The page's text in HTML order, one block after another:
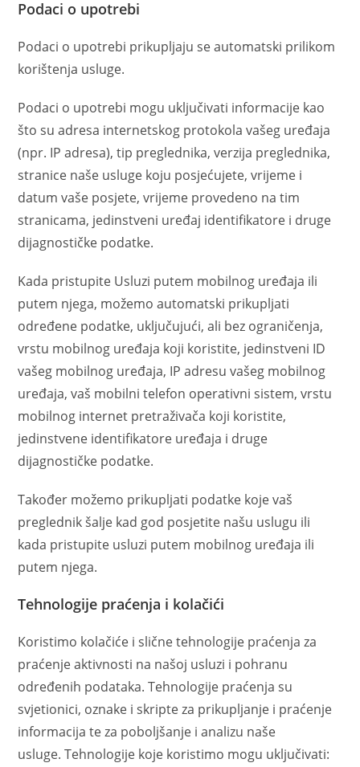
Podaci o upotrebi
Podaci o upotrebi prikupljaju se automatski prilikom
korištenja usluge.
Podaci o upotrebi mogu uključivati ​​informacije kao
što su adresa internetskog protokola vašeg uređaja
(npr. IP adresa), tip preglednika, verzija preglednika,
stranice naše usluge koju posjećujete, vrijeme i
datum vaše posjete, vrijeme provedeno na tim
stranicama, jedinstveni uređaj identifikatore i druge
dijagnostičke podatke.
Kada pristupite Usluzi putem mobilnog uređaja ili
putem njega, možemo automatski prikupljati
određene podatke, uključujući, ali bez ograničenja,
vrstu mobilnog uređaja koji koristite, jedinstveni ID
vašeg mobilnog uređaja, IP adresu vašeg mobilnog
uređaja, vaš mobilni telefon operativni sistem, vrstu
mobilnog internet pretraživača koji koristite,
jedinstvene identifikatore uređaja i druge
dijagnostičke podatke.
Također možemo prikupljati podatke koje vaš
preglednik šalje kad god posjetite našu uslugu ili
kada pristupite usluzi putem mobilnog uređaja ili
putem njega.
Tehnologije praćenja i kolačići
Koristimo kolačiće i slične tehnologije praćenja za
praćenje aktivnosti na našoj usluzi i pohranu
određenih podataka. Tehnologije praćenja su
svjetionici, oznake i skripte za prikupljanje i praćenje
informacija te za poboljšanje i analizu naše
usluge. Tehnologije koje koristimo mogu uključivati: